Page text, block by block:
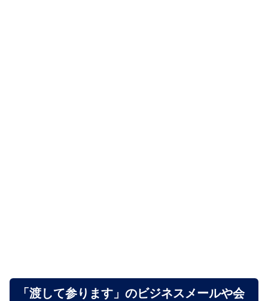
「渡して参ります」のビジネスメールや会